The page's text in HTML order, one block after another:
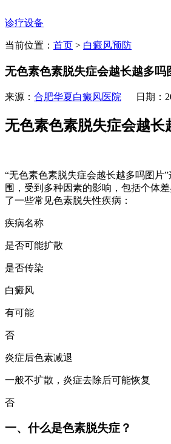
诊疗设备
当前位置： 首页 > 白癜风预防
无色素色素脱失症会越长越多吗
来源： 合肥华夏白癜风医院 日期：
无色素色素脱失症会越长
“无色素色素脱失症会越长越多吗图片
围，受到多种因素的影响，包括个体
了一些常见色素脱失性疾病：
疾病名称
是否可能扩散
是否传染
白癜风
有可能
否
炎症后色素减退
一般不扩散，炎症去除后可能恢复
否
一、什么是色素脱失症？